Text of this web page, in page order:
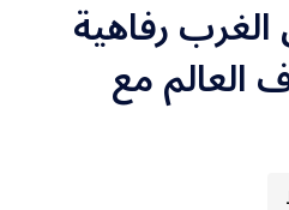
رفاهية
العالم مع